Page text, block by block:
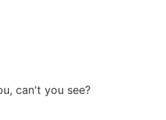
can't you see?